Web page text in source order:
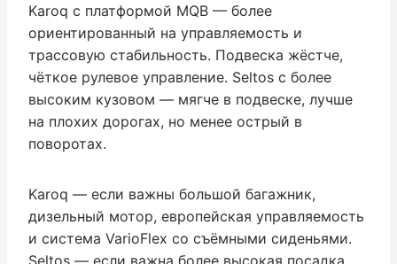
Karoq с платформой MQB — более
ориентированный на управляемость и
трассовую стабильность. Подвеска жёстче,
чёткое рулевое управление. Seltos с более
высоким кузовом — мягче в подвеске, лучше
на плохих дорогах, но менее острый в
поворотах.
Karoq — если важны большой багажник,
дизельный мотор, европейская управляемость
и система VarioFlex со съёмными сиденьями.
Seltos — если важна более высокая посадка,